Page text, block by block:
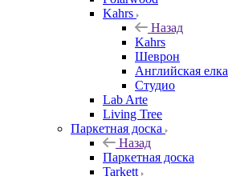
Kahrs
Назад
Kahrs
Шеврон
Английская елка
Студио
Lab Arte
Living Tree
Паркетная доска
Назад
Паркетная доска
Tarkett